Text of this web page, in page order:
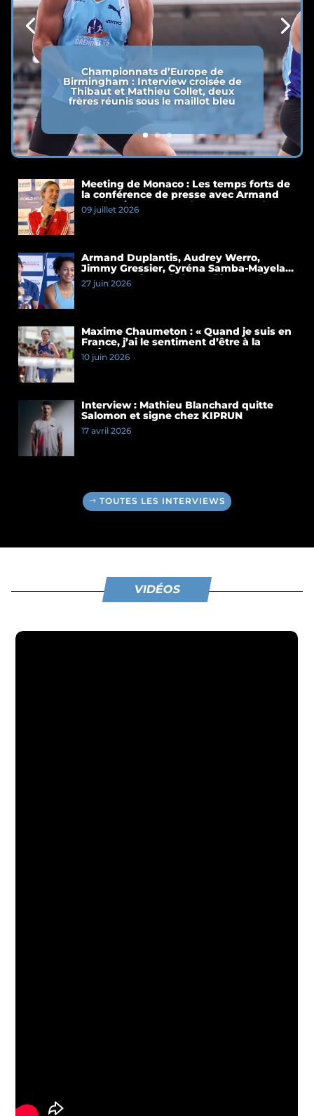
Championnats d’Europe de
Birmingham : Interview croisée de
Thibaut et Mathieu Collet, deux
frères réunis sous le maillot bleu
Meeting de Monaco : Les temps forts de
la conférence de presse avec Armand
Duplantis et Cassandre Beaugrand
09 juillet 2026
Armand Duplantis, Audrey Werro,
Jimmy Gressier, Cyréna Samba-Mayela…
Les temps forts de la conférence de
presse du Meeting de Paris 2026
27 juin 2026
Maxime Chaumeton : « Quand je suis en
France, j’ai le sentiment d’être à la
maison »
10 juin 2026
Interview : Mathieu Blanchard quitte
Salomon et signe chez KIPRUN
17 avril 2026
TOUTES LES INTERVIEWS
VIDÉOS